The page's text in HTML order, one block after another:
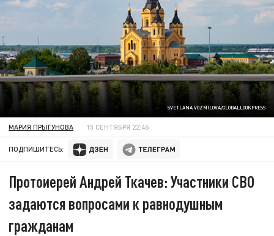
SVETLANA VOZMILOVA/GLOBALLOOKPRESS
МАРИЯ ПРЫГУНОВА 15 СЕНТЯБРЯ 22:46
ПОДПИШИТЕСЬ:
Протоиерей Андрей Ткачев: Участники СВО
задаются вопросами к равнодушным
гражданам